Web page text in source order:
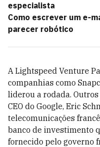
especialista
Como escrever um e-
parecer robótico
A Lightspeed Venture
companhias como
liderou a rodada.
CEO do Google, Eric
telecomunicações
banco de investimento
fornecido pelo governo